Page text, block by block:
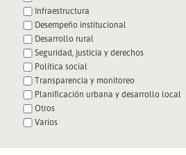
Infraestructura
Desempeño institucional
Desarrollo rural
Seguridad, justicia y derechos
Política social
Transparencia y monitoreo
Planificación urbana y desarrollo local
Otros
Varios